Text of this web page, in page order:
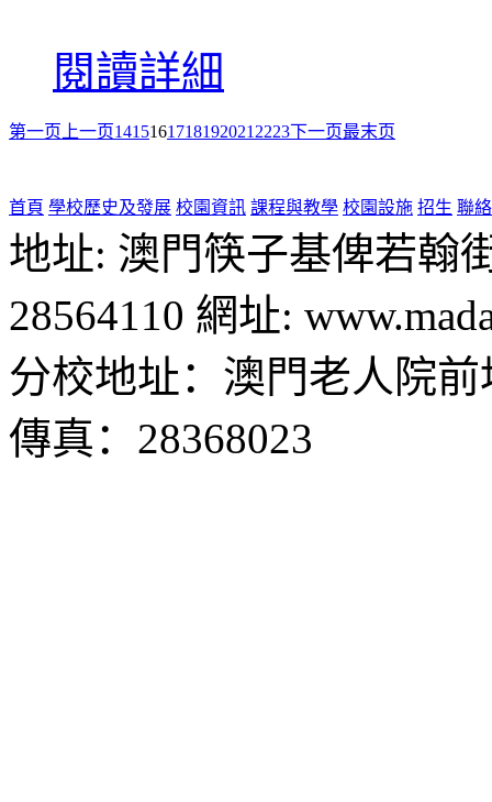
閱讀詳細
第一页 上一页1415161718192021 2223下一页最末页
首頁 學校歷史及發展 校園資訊 課程與教學 校園設施 招生 聯
地址: 澳門筷子基俾若翰
28564110 網址:
分校地址：澳門老人院
傳真：28368023